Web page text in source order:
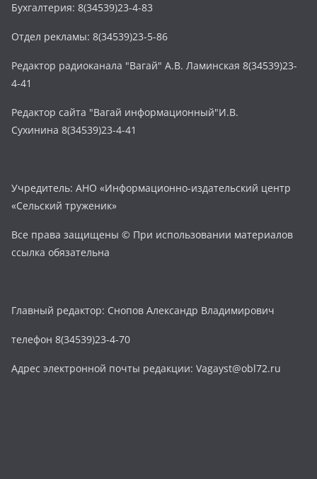
Бухгалтерия: 8(34539)23-4-83
Отдел рекламы: 8(34539)23-5-86
Редактор радиоканала "Вагай" А.В. Ламинская 8(34539)23-
4-41
Редактор сайта "Вагай информационный"И.В.
Сухинина 8(34539)23-4-41
Учредитель: АНО «Информационно-издательский центр
«Сельский труженик»
Все права защищены © При использовании материалов
ссылка обязательна
Главный редактор: Снопов Александр Владимирович
телефон 8(34539)23-4-70
Адрес электронной почты редакции: Vagayst@obl72.ru